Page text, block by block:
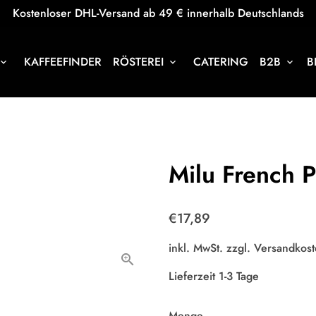
Kostenloser DHL-Versand ab 49 € innerhalb Deutschlands
keyboard_arrow_down KAFFEEFINDER RÖSTEREI keyboard_arrow_down CATERING B2B keyboard_arrow_down
Milu French
€17,89
inkl. MwSt. zzgl.
Lieferzeit 1-3 Tage